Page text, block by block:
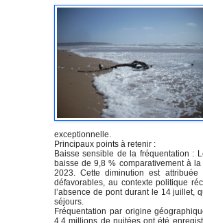
exceptionnelle.
Principaux points à retenir :
Baisse sensible de la fréquentation :
baisse de 9,8 % comparativement à
2023. Cette diminution est attribuée
défavorables, au contexte politique
l’absence de pont durant le 14 juillet,
séjours.
Fréquentation par origine
4,4 millions de nuitées ont été